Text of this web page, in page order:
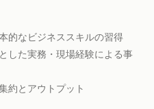
的なビジネススキルの習得
した実務・現場経験による事
約とアウトプット